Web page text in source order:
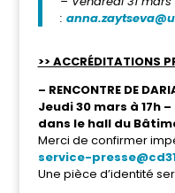
:
>> ACCRÉDITATIONS
– RENCONTRE DE
Jeudi 30 mars à 17h
dans le hall du
Merci de confirmer
service-
Une pièce d’identité